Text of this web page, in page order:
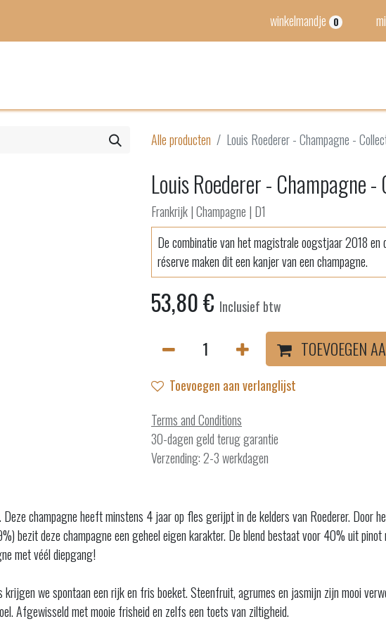
winkelmandje 0
Alle producten Louis Roederer - Champagne -
Louis Roederer - Champagne
Frankrijk | Champagne | D1
De combinatie van het magistrale oogstjaar 2018 en
réserve maken dit een kanjer van een champagne.
53,80€ Inclusief btw
TOEVOEGEN
Toevoegen aan verlanglijst
Terms and Conditions
30-dagen geld terug garantie
Verzending: 2-3 werkdagen
champagne heeft minstens 4 jaar op fles gerijpt in de kelders van Roederer. Door
bezit deze champagne een geheel eigen karakter. De blend bestaat voor 40% uit
met véél diepgang!
krijgen we spontaan een rijk en fris boeket. Steenfruit, agrumes en jasmijn zijn mooi
Afgewisseld met mooie frisheid en zelfs een toets van ziltigheid.